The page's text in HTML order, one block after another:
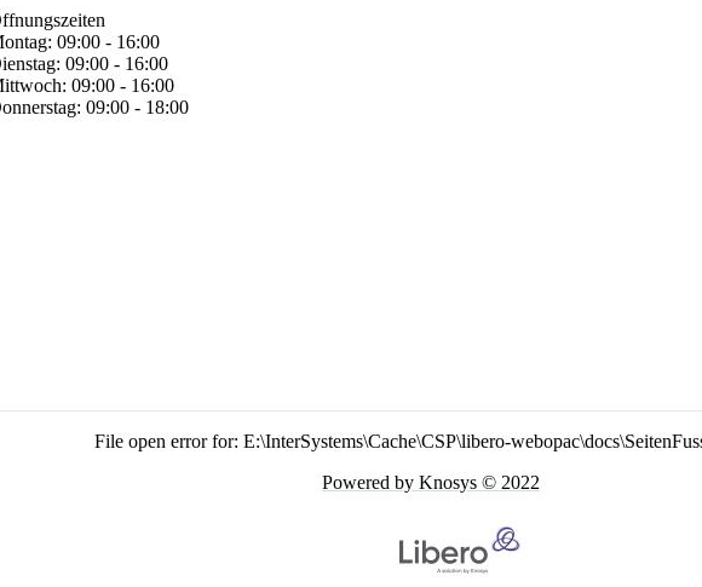
09:00 - 16:00
09:00 - 16:00
09:00 - 16:00
09:00 - 18:00
File open error for: E:\InterSystems\Cache\CSP\libero-
Powered by Knosys © 2022